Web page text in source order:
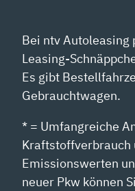
Bei ntv Autoleasing
Leasing-
Es gibt
Gebrauchtwagen.
* = Umfangreiche
Kraftstoffverbrauch
Emissionswerten
neuer Pkw können